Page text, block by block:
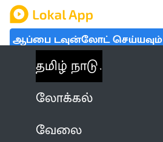
ஆப்பை டவுன்லோட் செய்யவும்
தமிழ் நாடு
லோக்கல்
வேலை